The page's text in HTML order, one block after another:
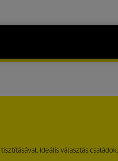
Ideális választás családok,